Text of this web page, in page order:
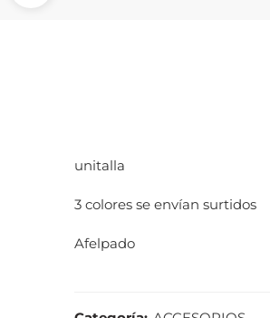
unitalla
3 colores se envían surtidos
Afelpado